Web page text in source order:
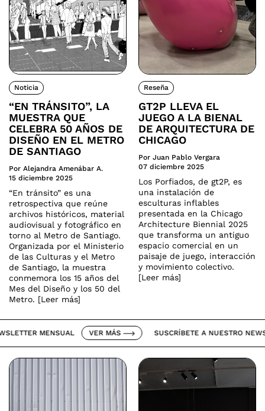
Noticia
“EN TRÁNSITO”, LA
MUESTRA QUE
CELEBRA 50 AÑOS DE
DISEÑO EN EL METRO
DE SANTIAGO
Por Alejandra Amenábar A.
15 diciembre 2025
“En tránsito” es una
retrospectiva que reúne
archivos históricos, material
audiovisual y fotográfico en
torno al Metro de Santiago.
Organizada por el Ministerio
de las Culturas y el Metro
de Santiago, la muestra
conmemora los 15 años del
Mes del Diseño y los 50 del
Metro. [Leer más]
Reseña
GT2P LLEVA EL
JUEGO A LA BIENAL
DE ARQUITECTURA DE
CHICAGO
Por Juan Pablo Vergara
07 diciembre 2025
Los Porfiados, de gt2P, es
una instalación de
esculturas inflables
presentada en la Chicago
Architecture Biennial 2025
que transforma un antiguo
espacio comercial en un
paisaje de juego, interacción
y movimiento colectivo.
[Leer más]
MENSUAL VER MÁS SUSCRÍBETE A NUESTRO